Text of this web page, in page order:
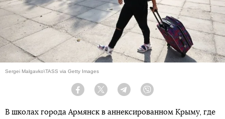
Sergei Malgavko\TASS via Getty Images
Facebook Twitter Telegram
В школах города Армянск в аннексированном Крыму, где